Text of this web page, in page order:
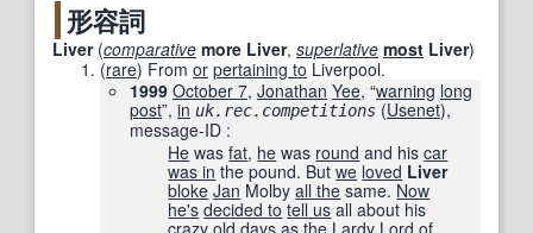
形容詞
Liver(comparative more Liver, superlative most Liver)
(rare) From or pertaining to Liverpool.
1999 October 7, Jonathan Yee, “warning long
post”, in uk.rec.competitions ‎ (Usenet),
message-ID :
He wasfat, he was round and hiscar
was in the pound. Butwe loved Liver
bloke Jan Molbyall the same. Now
he's decided to tell us all about his